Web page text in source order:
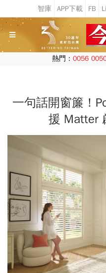
熱門： 0056
一句話開窗簾！
援 Matter